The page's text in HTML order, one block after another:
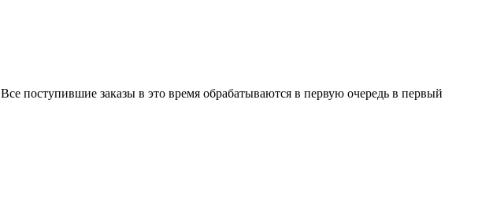
поступившие заказы в это время обрабатываются в первую очередь в первый